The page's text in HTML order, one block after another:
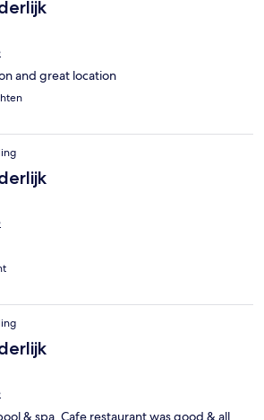
and great location
& spa, Cafe restaurant was good & all